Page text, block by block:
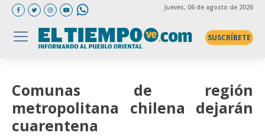
Jueves, 06 de agosto de 2026
SUSCRÍBETE
Comunas de región
metropolitana chilena dejarán
cuarentena